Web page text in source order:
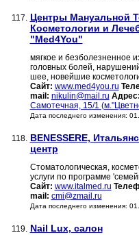
117. Центры Мануальной
Косметологии и
"Med4You"
мягкое и безболезненное
головных болей,
шее, новейшие
Сайт: www.med4you.ru
mail: nikulin@mail.ru Адрес:
Самотечная, 15/1
Дата последнего изменения:
118. BENESSERE,
центр
Стоматологическая,
услуги по программе
Сайт: www.italmed.ru
mail: cmi@zmail.ru
Дата последнего изменения:
119. Nail Lux, салон